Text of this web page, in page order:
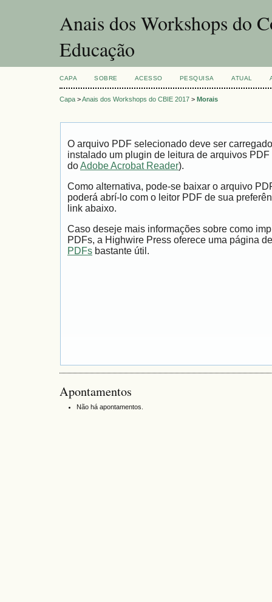
Anais dos Workshops do
Educação
CAPA SOBRE ACESSO PESQUISA ATUAL
Capa >Anais dos Workshops do CBIE 2017 > Morais
O arquivo PDF selecionado deve ser
instalado um plugin de leitura de arquivos
doAdobe Acrobat Reader).
Como alternativa, pode-se baixar o arquivo
poderá abrí-lo com o leitor PDF de sua
link abaixo.
Caso deseje mais informações sobre como
PDFs, a Highwire Press oferece uma página
PDFs bastante útil.
Apontamentos
Não há apontamentos.